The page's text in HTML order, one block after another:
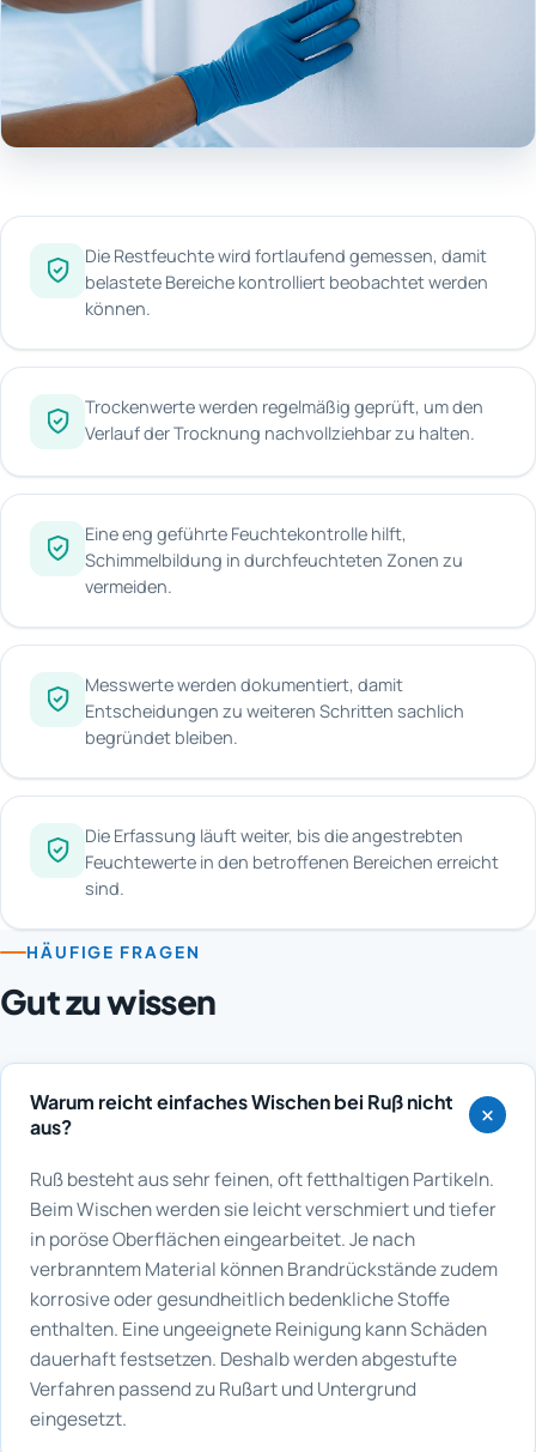
Die Restfeuchte wird fortlaufend gemessen, damit
belastete Bereiche kontrolliert beobachtet werden
können.
Trockenwerte werden regelmäßig geprüft, um den
Verlauf der Trocknung nachvollziehbar zu halten.
Eine eng geführte Feuchtekontrolle hilft,
Schimmelbildung in durchfeuchteten Zonen zu
vermeiden.
Messwerte werden dokumentiert, damit
Entscheidungen zu weiteren Schritten sachlich
begründet bleiben.
Die Erfassung läuft weiter, bis die angestrebten
Feuchtewerte in den betroffenen Bereichen erreicht
sind.
HÄUFIGE FRAGEN
Gut zu wissen
Warum reicht einfaches Wischen bei Ruß nicht
aus?
Ruß besteht aus sehr feinen, oft fetthaltigen Partikeln.
Beim Wischen werden sie leicht verschmiert und tiefer
in poröse Oberflächen eingearbeitet. Je nach
verbranntem Material können Brandrückstände zudem
korrosive oder gesundheitlich bedenkliche Stoffe
enthalten. Eine ungeeignete Reinigung kann Schäden
dauerhaft festsetzen. Deshalb werden abgestufte
Verfahren passend zu Rußart und Untergrund
eingesetzt.